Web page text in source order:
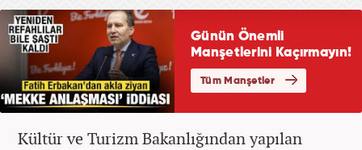
Kültür ve Turizm Bakanlığından yapılan